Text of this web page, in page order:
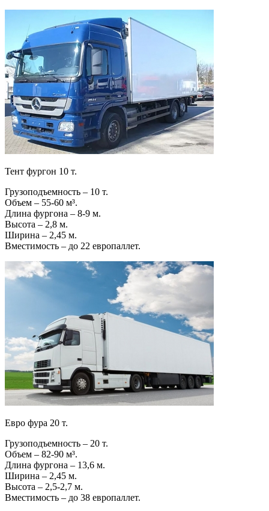
Тент фургон 10 т.
Грузоподъемность – 10 т.
Объем – 55-60 м³.
Длина фургона – 8-9 м.
Высота – 2,8 м.
Ширина – 2,45 м.
Вместимость – до 22 европаллет.
Евро фура 20 т.
Грузоподъемность – 20 т.
Объем – 82-90 м³.
Длина фургона – 13,6 м.
Ширина – 2,45 м.
Высота – 2,5-2,7 м.
Вместимость – до 38 европаллет.